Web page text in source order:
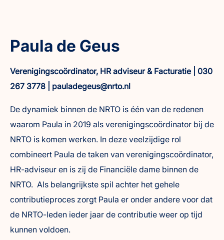
Paula de Geus
Verenigingscoördinator, HR adviseur & Facturatie | 030
267 3778 | pauladegeus@nrto.nl
De dynamiek binnen de NRTO is één van de redenen
waarom Paula in 2019 als verenigingscoördinator bij de
NRTO is komen werken. In deze veelzijdige rol
combineert Paula de taken van verenigingscoördinator,
HR-adviseur en is zij de Financiële dame binnen de
NRTO. Als belangrijkste spil achter het gehele
contributieproces zorgt Paula er onder andere voor dat
de NRTO-leden ieder jaar de contributie weer op tijd
kunnen voldoen.